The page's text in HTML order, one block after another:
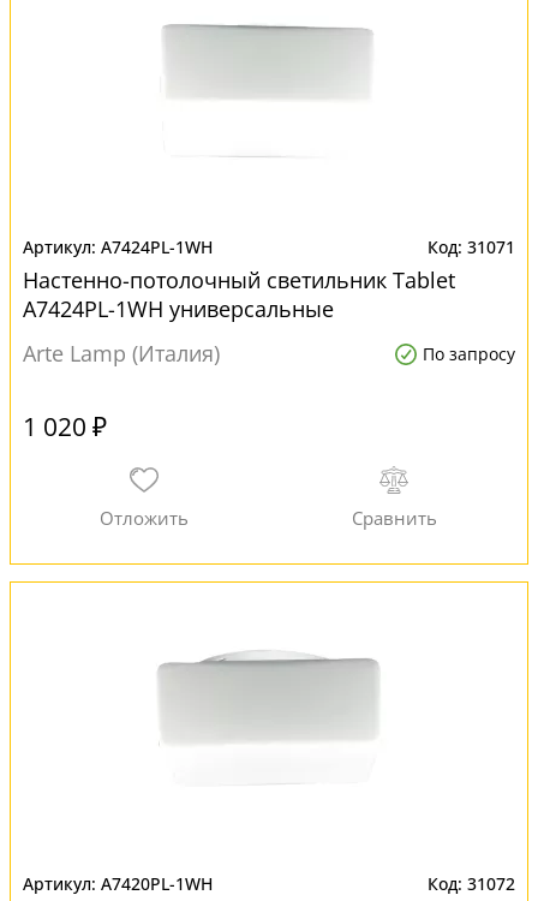
A7424PL-1WH 31071
Настенно-потолочный светильник Tablet
A7424PL-1WH универсальные
Arte Lamp (Италия)
По запросу
1 020 ₽
A7420PL-1WH 31072